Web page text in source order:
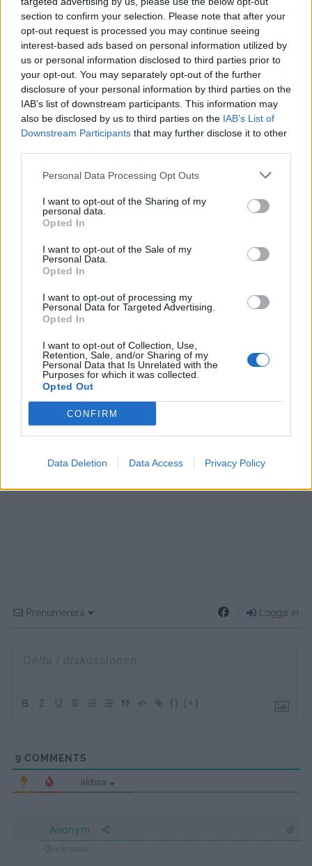
section to confirm your selection. Please note that after your
opt-out request is processed you may continue seeing
interest-based ads based on personal information utilized by
us or personal information disclosed to third parties prior to
your opt-out. You may separately opt-out of the further
disclosure of your personal information by third parties on the
IAB’s list of downstream participants. This information may
also be disclosed by us to third parties on the IAB’s List of
Downstream Participants that may further disclose it to other
Personal Data Processing Opt Outs
I want to opt-out of the Sharing of my
personal data.
Opted In
I want to opt-out of the Sale of my
Personal Data.
Opted In
I want to opt-out of processing my
Personal Data for Targeted Advertising.
Opted In
I want to opt-out of Collection, Use,
Retention, Sale, and/or Sharing of my
Personal Data that Is Unrelated with the
Purposes for which it was collected.
Opted Out
CONFIRM
Data Deletion Data Access Privacy Policy
22 19 AUGUSTI, 2021
Prenumerera Logga in
{} [+]
9 COMMENTS
äldsta
Anonym
4 år sedan